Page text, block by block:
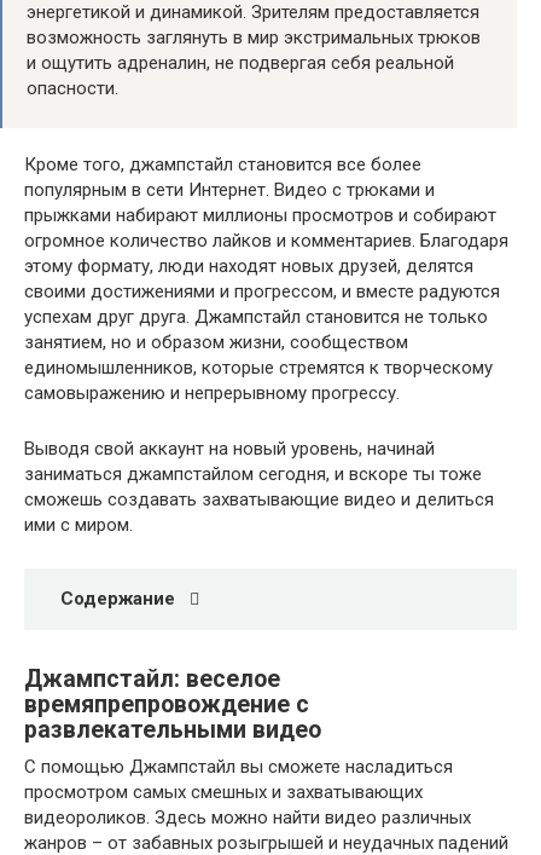
энергетикой и динамикой. Зрителям предоставляется
возможность заглянуть в мир экстримальных трюков
и ощутить адреналин, не подвергая себя реальной
опасности.
Кроме того, джампстайл становится все более
популярным в сети Интернет. Видео с трюками и
прыжками набирают миллионы просмотров и собирают
огромное количество лайков и комментариев. Благодаря
этому формату, люди находят новых друзей, делятся
своими достижениями и прогрессом, и вместе радуются
успехам друг друга. Джампстайл становится не только
занятием, но и образом жизни, сообществом
единомышленников, которые стремятся к творческому
самовыражению и непрерывному прогрессу.
Выводя свой аккаунт на новый уровень, начинай
заниматься джампстайлом сегодня, и вскоре ты тоже
сможешь создавать захватывающие видео и делиться
ими с миром.
Содержание
Джампстайл: веселое
времяпрепровождение с
развлекательными видео
С помощью Джампстайл вы сможете насладиться
просмотром самых смешных и захватывающих
видеороликов. Здесь можно найти видео различных
жанров – от забавных розыгрышей и неудачных падений